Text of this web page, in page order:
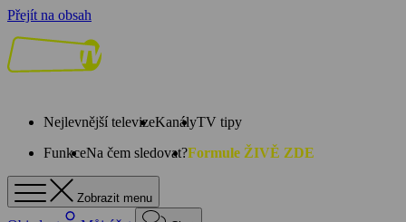
Přejít na obsah
Nejlevnější televizeKanályTV tipy
FunkceNa čem sledovat?Formule ŽIVĚ ZDE
Zobrazit menu